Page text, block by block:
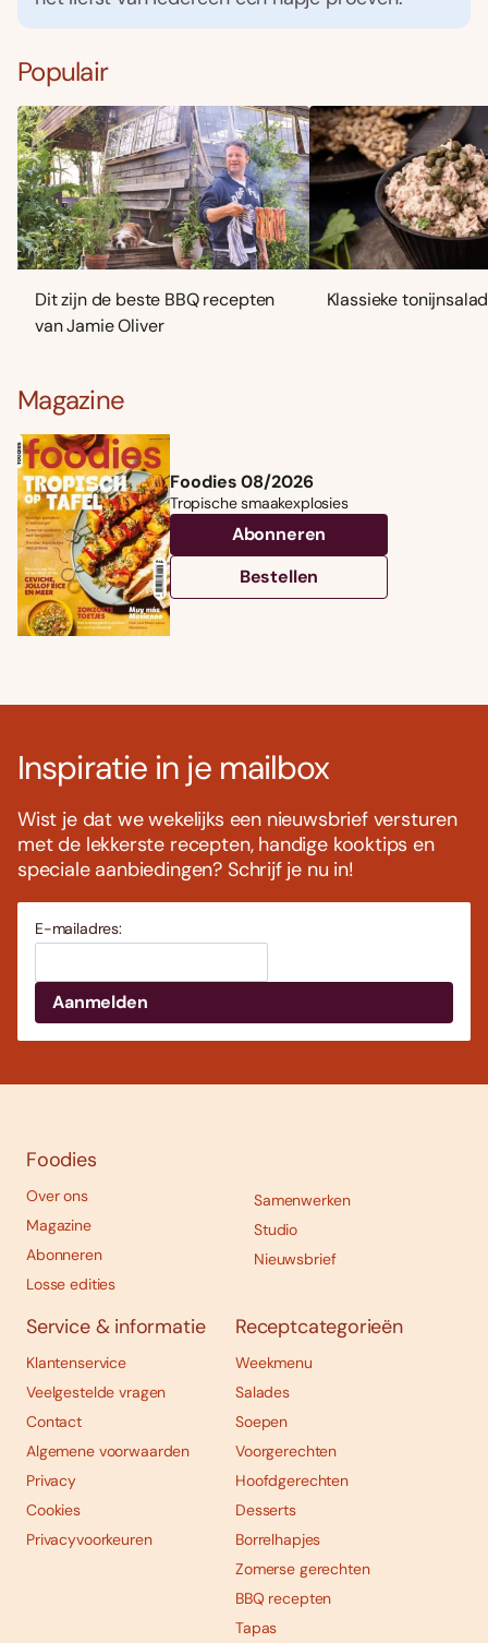
Populair
Dit zijn de beste BBQ recepten
van Jamie Oliver
Klassieke
Magazine
Foodies 08/2026
Tropische smaakexplosies
Abonneren
Bestellen
Inspiratie in je mailbox
Wist je dat we wekelijks een nieuwsbrief versturen
met de lekkerste recepten, handige kooktips en
speciale aanbiedingen? Schrijf je nu in!
E-mailadres:
Foodies
Over ons
Magazine
Abonneren
Losse edities
Samenwerken
Studio
Nieuwsbrief
Service & informatie
Klantenservice
Veelgestelde vragen
Contact
Algemene voorwaarden
Privacy
Cookies
Privacyvoorkeuren
Receptcategorieën
Weekmenu
Salades
Soepen
Voorgerechten
Hoofdgerechten
Desserts
Borrelhapjes
Zomerse gerechten
BBQ recepten
Tapas